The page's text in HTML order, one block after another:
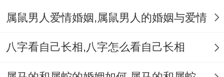
或许不会始终太久！
机智，这种关系大概会变得充斥自我;必须得
属鼠男人爱情婚姻,属鼠男人的婚姻与爱情
八字看自己长相,八字怎么看自己长相